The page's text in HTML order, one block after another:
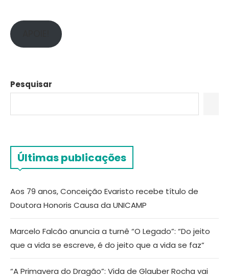
Pesquisar
Últimas publicações
Aos 79 anos, Conceição Evaristo recebe título de
Doutora Honoris Causa da UNICAMP
Marcelo Falcão anuncia a turnê “O Legado”: “Do jeito
que a vida se escreve, é do jeito que a vida se faz”
“A Primavera do Dragão”: Vida de Glauber Rocha vai